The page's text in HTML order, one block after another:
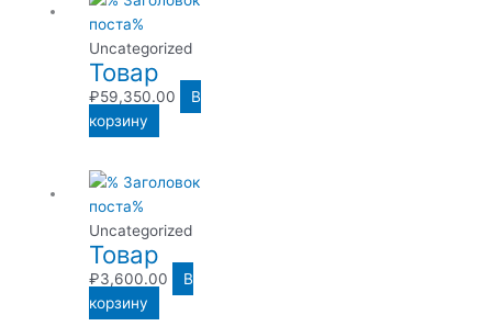
Uncategorized
Товар
₽59,350.00
В
корзину
Uncategorized
Товар
₽3,600.00
В
корзину